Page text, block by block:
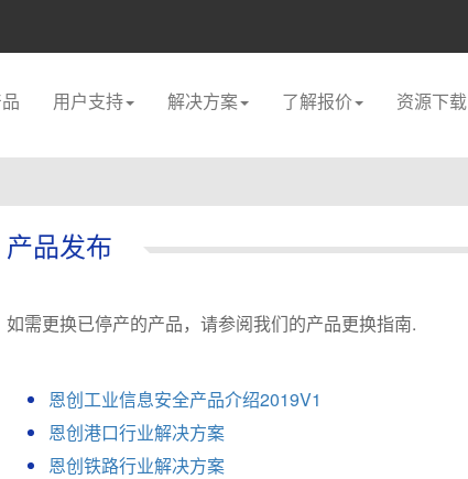
用户支持 解决方案 了解报价 资源下载
产品发布
如需更换已停产的产品，请参阅我们的产品更换指南.
恩创工业信息安全产品介绍2019V1
恩创港口行业解决方案
恩创铁路行业解决方案